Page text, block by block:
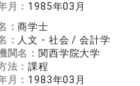
月： 1985年03月
：商学士
： 人文・社会 / 会計学
関名： 関西学院大学
法：課程
月： 1983年03月